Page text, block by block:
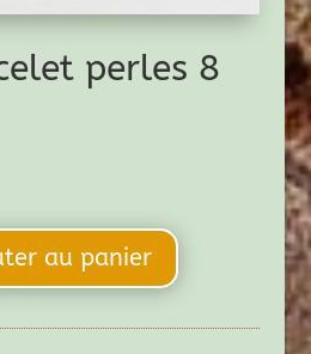
perles 8
au panier